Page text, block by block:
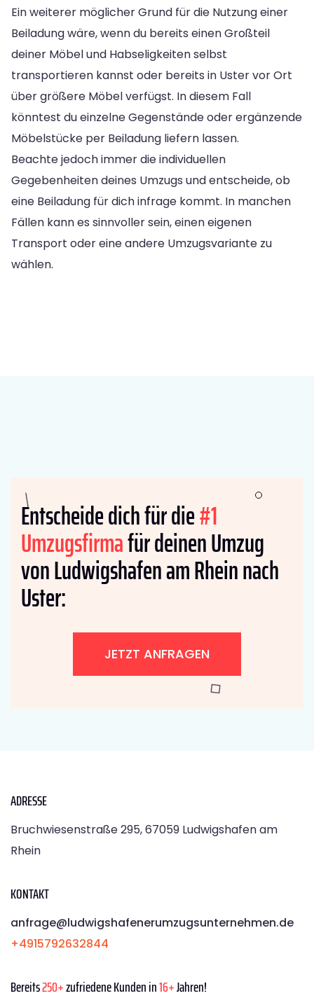
Ein weiterer möglicher Grund für die Nutzung einer
Beiladung wäre, wenn du bereits einen Großteil
deiner Möbel und Habseligkeiten selbst
transportieren kannst oder bereits in Uster vor Ort
über größere Möbel verfügst. In diesem Fall
könntest du einzelne Gegenstände oder ergänzende
Möbelstücke per Beiladung liefern lassen.
Beachte jedoch immer die individuellen
Gegebenheiten deines Umzugs und entscheide, ob
eine Beiladung für dich infrage kommt. In manchen
Fällen kann es sinnvoller sein, einen eigenen
Transport oder eine andere Umzugsvariante zu
wählen.
Entscheide dich für die#1
Umzugsfirmafür deinen Umzug
von Ludwigshafen am Rhein nach
Uster:
JETZT ANFRAGEN
ADRESSE
Bruchwiesenstraße 295, 67059 Ludwigshafen am
Rhein
KONTAKT
anfrage@ludwigshafenerumzugsunternehmen.de
+4915792632844
Bereits250+zufriedene Kunden in16+Jahren!